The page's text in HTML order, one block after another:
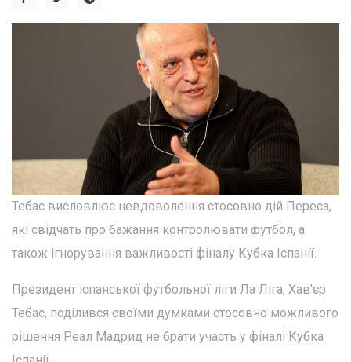
Тебас висловлює невдоволення стосовно дій Переса,
які свідчать про бажання контролювати футбол, а
також ігнорування важливості фіналу Кубка Іспанії.
Президент іспанської футбольної ліги Ла Ліга, Хав'єр
Тебас, поділився своїми думками стосовно можливого
рішення Реал Мадрид не брати участь у фіналі Кубка